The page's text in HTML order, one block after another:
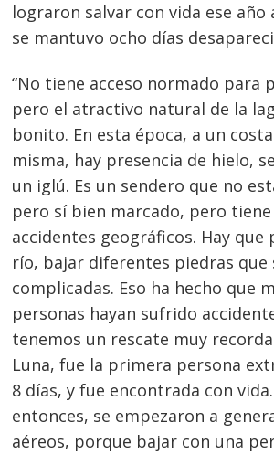
lograron salvar con vida ese año
se mantuvo ocho días
“No tiene acceso normado para
pero el atractivo natural de la
bonito. En esta época, a un
misma, hay presencia de hielo,
un iglú. Es un sendero que no
pero sí bien marcado, pero
accidentes geográficos. Hay que
río, bajar diferentes piedras que
complicadas. Eso ha hecho que
personas hayan sufrido
tenemos un rescate muy
Luna, fue la primera persona
8 días, y fue encontrada con
entonces, se empezaron a
aéreos, porque bajar con una